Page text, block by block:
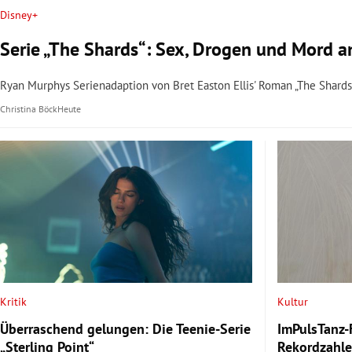
Disney+
Serie „The Shards“: Sex, Drogen und Mord
Ryan Murphys Serienadaption von Bret Easton Ellis' Roman „The
Christina BöckHeute
Kritik
Überraschend gelungen: Die Teenie-Serie
„Sterling Point“
Kultur